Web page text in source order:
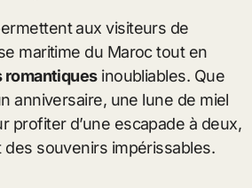
aux visiteurs de
maritime du Maroc tout en
romantiquesinoubliables. Que
anniversaire, une lune de miel
profiter d’une escapade à deux,
souvenirs impérissables.